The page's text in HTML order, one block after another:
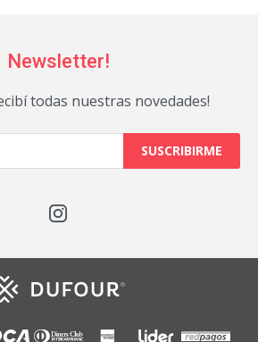
Newsletter!
todas nuestras novedades!
SUSCRIBIRME
